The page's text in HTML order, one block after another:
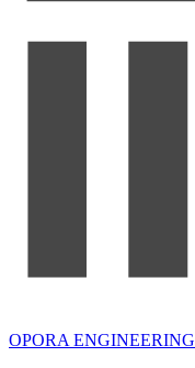
OPORA ENGINEERING